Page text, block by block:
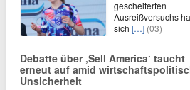
gescheiterten
Ausreißversuchs
sich […] (03)
Debatte über ‚Sell America‘ taucht
erneut auf amid
Unsicherheit